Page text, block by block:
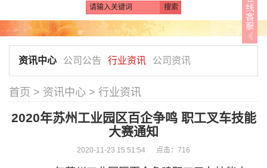
a
v
o
n
资讯中心 公司公告 行业资讯 公司资讯
首页 > 资讯中心 > 行业资讯
2020年苏州工业园区百企争鸣 职工叉车技能
大赛通知
2020-11-23 15:51:54 点击： 716